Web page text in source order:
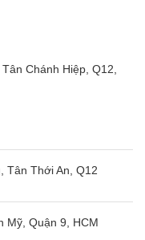
Chánh Hiệp, Q12,
Tân Thới An, Q12
Mỹ, Quận 9, HCM